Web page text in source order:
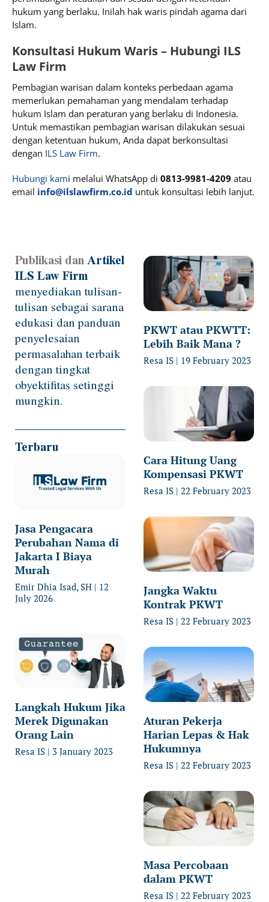
hukum yang berlaku. Inilah hak waris pindah agama dari
Islam.
Konsultasi Hukum Waris – Hubungi ILS
Law Firm
Pembagian warisan dalam konteks perbedaan agama
memerlukan pemahaman yang mendalam terhadap
hukum Islam dan peraturan yang berlaku di Indonesia.
Untuk memastikan pembagian warisan dilakukan sesuai
dengan ketentuan hukum, Anda dapat berkonsultasi
dengan ILS Law Firm.
Hubungi kami melalui WhatsApp di 0813-9981-4209 atau
email info@ilslawfirm.co.id untuk konsultasi lebih lanjut.
Publikasi danArtikel
ILS Law Firm
menyediakan tulisan-
tulisan sebagai sarana
edukasi dan panduan
penyelesaian
permasalahan terbaik
dengan tingkat
obyektifitas setinggi
mungkin.
Terbaru
Jasa Pengacara
Perubahan Nama di
Jakarta I Biaya
Murah
Emir Dhia Isad, SH
12
July 2026
Langkah Hukum Jika
Merek Digunakan
Orang Lain
Resa IS 3 January 2023
PKWT atau PKWTT:
Lebih Baik Mana ?
Resa IS 19 February 2023
Cara Hitung Uang
Kompensasi PKWT
Resa IS 22 February 2023
Jangka Waktu
Kontrak PKWT
Resa IS 22 February 2023
Aturan Pekerja
Harian Lepas & Hak
Hukumnya
Resa IS 22 February 2023
Masa Percobaan
dalam PKWT
Resa IS 22 February 2023
PagePagePagePagePage